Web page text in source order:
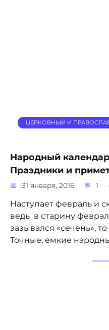
ЦЕРКОВНЫЙ И
Народный
Праздники и
31 января, 2016 1
Наступает февраль и
ведь в старину
зазывался «сечень»,
Точные, емкие